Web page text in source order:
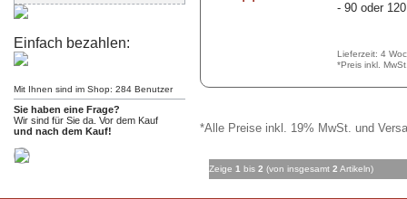
Einfach bezahlen:
Mit Ihnen sind im Shop: 284 Benutzer
Sie haben eine Frage?
Wir sind für Sie da. Vor dem Kauf
und nach dem Kauf!
- 90 oder
Lieferzeit: 4
*Preis inkl.
*Alle Preise inkl. 19% MwSt. und
Zeige 1 bis 2 (von insgesamt 2 Artikeln)